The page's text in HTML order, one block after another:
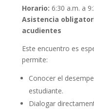
Horario: 6:30 a.m. a
Asistencia
acudientes
Este encuentro es
permite:
Conocer el
estudiante.
Dialogar